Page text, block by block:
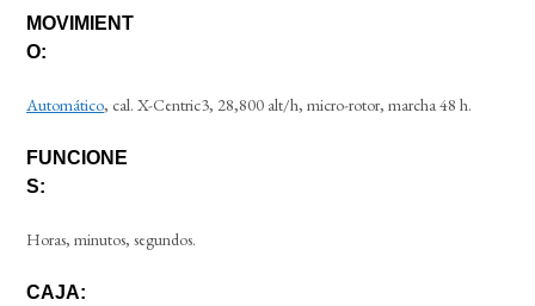
MOVIMIENT
O:
Automático, cal. X-Centric3, 28,800 alt/h, micro-rotor, marcha 48 h.
FUNCIONE
S:
Horas, minutos, segundos.
CAJA: